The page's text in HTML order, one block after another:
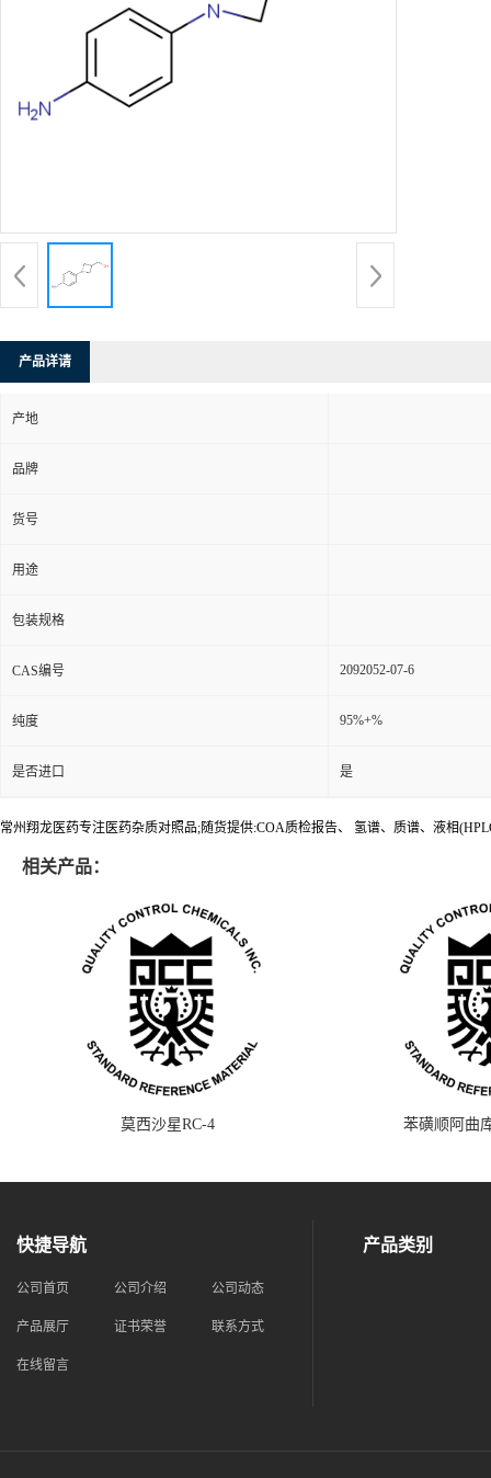
产品详请
产地
品牌
货号
用途
包装规格
CAS编号 2092052-07-6
纯度 95%+%
是否进口 是
常州翔龙医药专注医药杂质对照品;随货提供:COA质检报告、 氢谱、质谱、液相
相关产品：
莫西沙星RC-4 苯磺顺阿曲
快捷导航
公司首页 公司介绍 公司动态
产品展厅 证书荣誉 联系方式
在线留言
产品类别